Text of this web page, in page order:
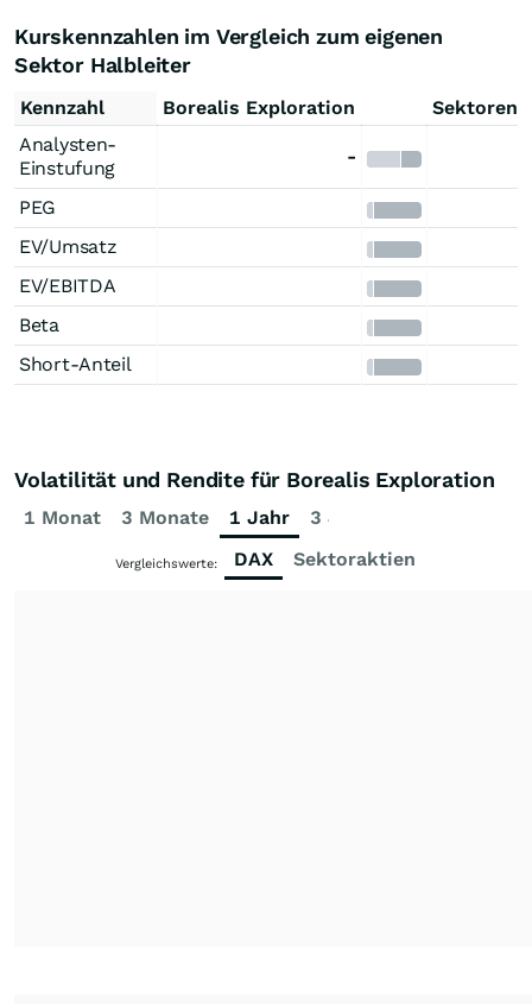
Kurskennzahlen im Vergleich zum eigenen
Sektor Halbleiter
Kennzahl Borealis Exploration
Analysten-
Einstufung
-
PEG
EV/Umsatz
EV/EBITDA
Beta
Short-Anteil
Volatilität und Rendite für Borealis Exploration
1 Monat 3 Monate 1 Jahr 3 Jahre
Vergleichswerte: DAX Sektoraktien